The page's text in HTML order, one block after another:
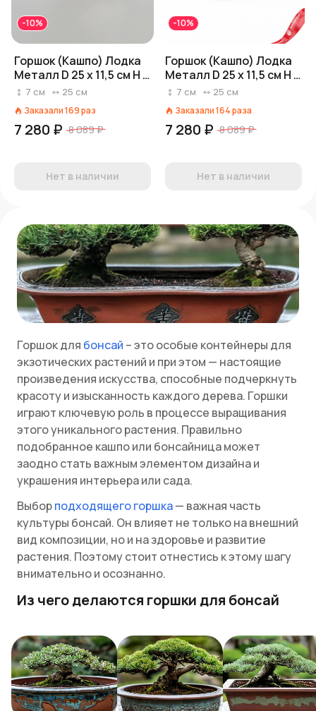
-10%
Горшок (Кашпо) Лодка
Металл D 25 x 11,5 см H 7
см Серебряный
7 см 25 см
Заказали169раз
7 280 ₽ 8 089 ₽
Нет в наличии
-10%
Горшок (Кашпо) Лодка
Металл D 25 x 11,5 см H 7
см Золотой
7 см 25 см
Заказали164раза
7 280 ₽ 8 089 ₽
Нет в наличии
Горшок для бонсай – это особые контейнеры для
экзотических растений и при этом — настоящие
произведения искусства, способные подчеркнуть
красоту и изысканность каждого дерева. Горшки
играют ключевую роль в процессе выращивания
этого уникального растения. Правильно
подобранное кашпо или бонсайница может
заодно стать важным элементом дизайна и
украшения интерьера или сада.
Выборподходящего горшка— важная часть
культуры бонсай. Он влияет не только на внешний
вид композиции, но и на здоровье и развитие
растения. Поэтому стоит отнестись к этому шагу
внимательно и осознанно.
Из чего делаются горшки для бонсай
представлен широкий ассортимент изделий
различного типа, формы и материала.
Традиционно, горшки для бонсай
изготавливаются из керамики, которая